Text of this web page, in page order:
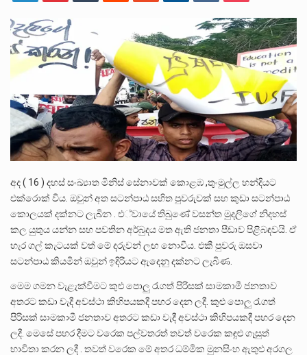
2011 වසරේදී දේශපාලන හා මානව හිමිකම් ක්‍රියාකාරීන් වන ලලිත්කුමාර් වීරරාජ් සහ කුගන් මුරුගානන්දන් යාපනයේදී අතුරුදන්…
ගොවියන්ගේ ප්‍රශ්න, ධීවරයන්ගේ ප්‍රශ්න, සෞඛය ප්‍රශ්න, වැටු ප්‍ර්ශ්න, රැකියා විරහිත ප්‍රශ්න මේ සියලු ප්‍රශ්නවලට තනි…
අද ( 16 ) දහස් සංඛ්‍යාත මිනිස් සේනාවක් කොළඹ ,තුංමුල්ල හන්දියට
එක්රොක් විය. ඔවුන් අත සටන්පාඨ සහිත පුවරුවක් සහ කුඩා සටන්පාඨ
කොලයක් දක්නට ලැබින . එ්වායේ තිබුණේ වසන්ත මුදලිගේ නිදහස්
කල යුතුය යන්න සහ පවතින අර්බුදය මත ඇති ජනතා පීඩාව පිළිබඳවයි. ඒ
හැර ගල් කැටයක් වත් මේ දරුවන් ලඟ නොවීය. එකී පුවරු ඔසවා
සටන්පාඨ කියමින් ඔවුන් ඉදිරියට ඇදෙනු දක්නට ලැබිණ.
මෙම ගමන වැළැක්වීමට කුළු පොලු රැගත් පිරිසක් සාමකාමී ජනතාව
අතරට කඩා වැදී අවස්ථා කිහිපයකදී පහර දෙන ලදී. කුළු පොලු රැගත්
පිරිසක් සාමකාමී ජනතාව අතරට කඩා වැදී අවස්ථා කිහිපයකදී පහර දෙන
ලදී. මෙසේ පහර දීමට වරෙක පල්වතරත් තවත් වරෙක කඳුළු ගෑසුත්
භාවිතා කරන ලදී . තවත් වරෙක මේ අතර ධම්මික මුනසිංහ ඇතුළු අරගල